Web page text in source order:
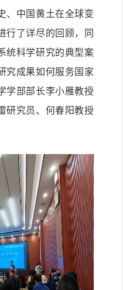
、中国黄土在全球变
行了详尽的回顾，同
统科学研究的典型案
究成果如何服务国家
学部部长李小雁教授
研究员、何春阳教授